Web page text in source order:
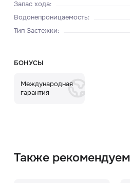
Запас хода:
Водонепроницаемость:
Тип Застежки:
БОНУСЫ
Международная
гарантия
Также рекомендуем